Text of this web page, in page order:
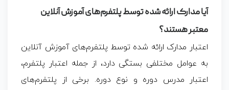
آیا مدارک ارائه شده توسط پلتفرم‌های آموزش آنلاین
معتبر هستند؟
اعتبار مدارک ارائه شده توسط پلتفرم‌های آموزش آنلاین
به عوامل مختلفی بستگی دارد، از جمله اعتبار پلتفرم،
اعتبار مدرس دوره و نوع دوره. برخی از پلتفرم‌های